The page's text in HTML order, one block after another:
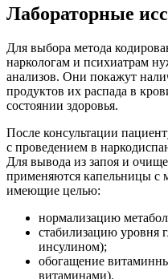
Лабораторные
Для выбора метода
наркологам и психиатрам
анализов. Они покажут
продуктов их распада в
состоянии здоровья.
После консультации
с проведением в
Для вывода из запоя и
применяются капельницы с
имеющие целью:
нормализацию
стабилизацию уровня
инсулином);
обогащение
витаминами).